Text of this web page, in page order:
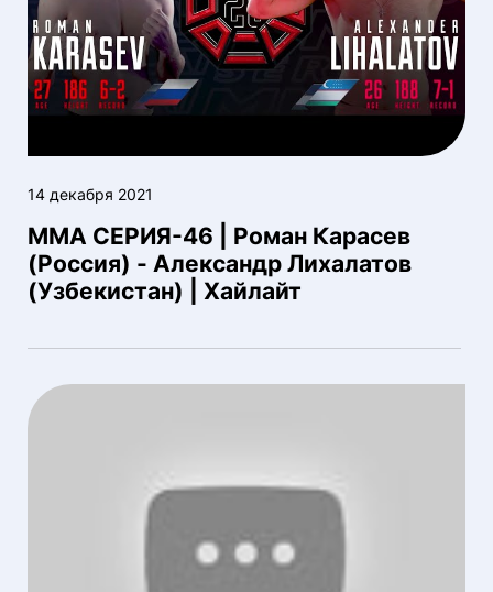
14 декабря 2021
ММА СЕРИЯ-46 | Роман Карасев
(Россия) - Александр Лихалатов
(Узбекистан) | Хайлайт